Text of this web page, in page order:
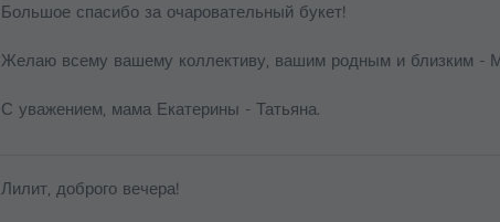
Большое спасибо за очаровательный букет!
Желаю всему вашему коллективу, вашим родным и близким -
С уважением, мама Екатерины - Татьяна.
Лилит, доброго вечера!